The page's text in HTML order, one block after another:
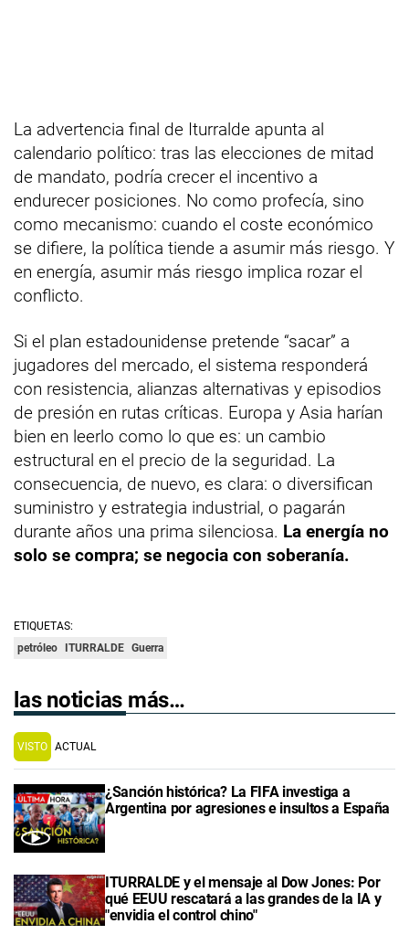
La advertencia final de Iturralde apunta al
calendario político: tras las elecciones de mitad
de mandato, podría crecer el incentivo a
endurecer posiciones. No como profecía, sino
como mecanismo: cuando el coste económico
se difiere, la política tiende a asumir más riesgo. Y
en energía, asumir más riesgo implica rozar el
conflicto.
Si el plan estadounidense pretende “sacar” a
jugadores del mercado, el sistema responderá
con resistencia, alianzas alternativas y episodios
de presión en rutas críticas. Europa y Asia harían
bien en leerlo como lo que es: un cambio
estructural en el precio de la seguridad. La
consecuencia, de nuevo, es clara: o diversifican
suministro y estrategia industrial, o pagarán
durante años una prima silenciosa. La energía no
solo se compra; se negocia con soberanía.
ETIQUETAS:
petróleo
ITURRALDE Guerra
las noticias más…
VISTO ACTUAL
¿Sanción histórica? La FIFA investiga a
Argentina por agresiones e insultos a España
ITURRALDE y el mensaje al Dow Jones: Por
qué EEUU rescatará a las grandes de la IA y
"envidia el control chino"